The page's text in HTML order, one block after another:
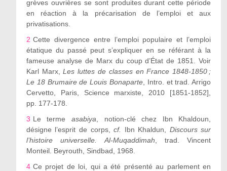
grèves ouvrières se sont produites durant cette période
en réaction à la précarisation de l’emploi et aux
privatisations.
2 Cette divergence entre l’emploi populaire et l’emploi
étatique du passé peut s’expliquer en se référant à la
fameuse analyse de Marx du coup d’État de 1851. Voir
Karl Marx,Les luttes de classes en France 1848-1850 ;
Le 18 Brumaire de Louis Bonaparte, Intro. et trad. Arrigo
Cervetto, Paris, Science marxiste, 2010 [1851-1852],
pp. 177-178.
3 Le termeasabiya , notion-clé chez Ibn Khaldoun,
désigne l’esprit de corps,cf. Ibn Khaldun, Discours sur
l’histoire universelle. Al-Muqaddimah , trad. Vincent
Monteil. Beyrouth, Sindbad, 1968.
4 Ce projet de loi, qui a été présenté au parlement en